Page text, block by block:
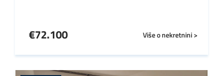
Više o nekretnini >
€72.100